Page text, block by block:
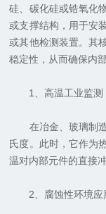
硅、碳化硅或锆氧化
或支撑结构，用于安
或其他检测装置。其
稳定性，从而确保内
1、高温工业监测
在冶金、玻璃制造
氏度。此时，它作为
温对内部元件的直接
2、腐蚀性环境应